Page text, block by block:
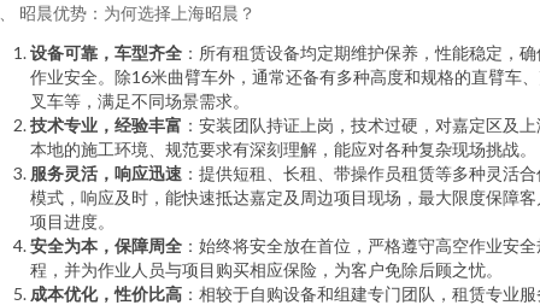
昭晨优势：为何选择上海昭晨？
设备可靠，车型齐全 ：所有租赁设备均定期维护保养，性能稳定，
作业安全。除16米曲臂车外，通常还备有多种高度和规格的直臂车
叉车等，满足不同场景需求。
技术专业，经验丰富 ：安装团队持证上岗，技术过硬，对嘉定区及
本地的施工环境、规范要求有深刻理解，能应对各种复杂现场挑战。
服务灵活，响应迅速 ：提供短租、长租、带操作员租赁等多种灵活
模式，响应及时，能快速抵达嘉定及周边项目现场，最大限度保障客
项目进度。
安全为本，保障周全 ：始终将安全放在首位，严格遵守高空作业安
程，并为作业人员与项目购买相应保险，为客户免除后顾之忧。
成本优化，性价比高 ：相较于自购设备和组建专门团队，租赁专业